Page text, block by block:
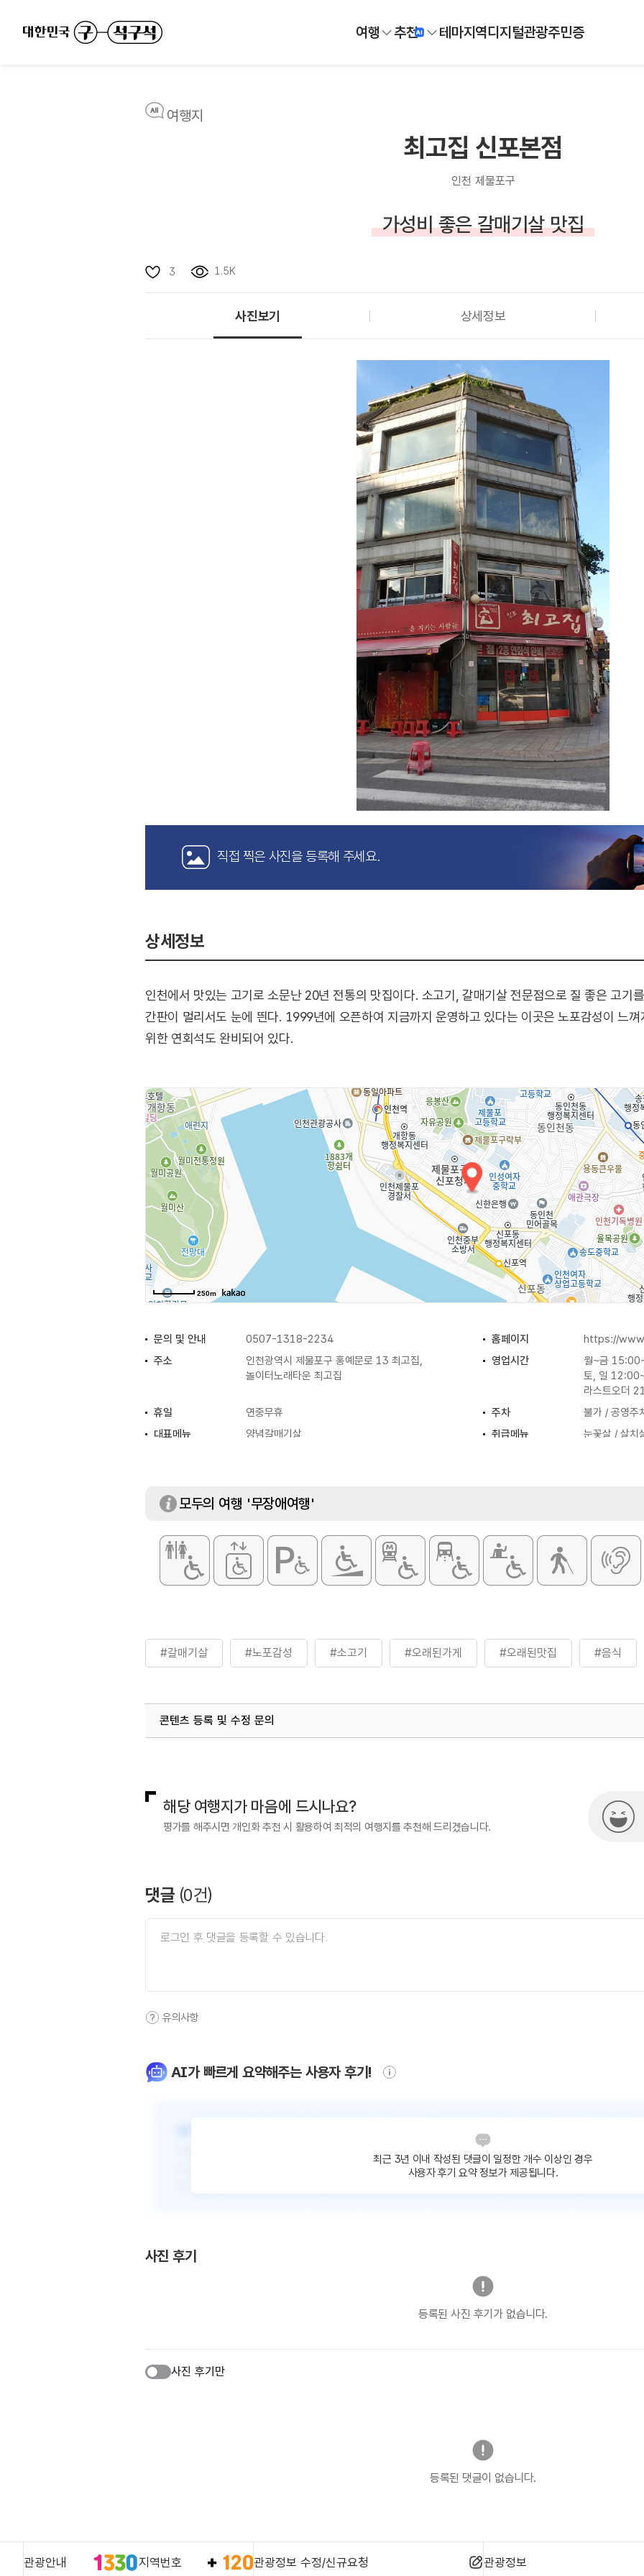
여행 추천 테마지역디지털관광주민증
여행지
최고집 신포본점
인천 제물포구
가성비 좋은 갈매기살 맛집
3 1.5K
사진보기 상세정보
직접 찍은 사진을 등록해 주세요.
상세정보
인천에서 맛있는 고기로 소문난 20년 전통의 맛집이다. 소고기, 갈매기살 전문점으로 질 좋은 고기
간판이 멀리서도 눈에 띈다. 1999년에 오픈하여 지금까지 운영하고 있다는 이곳은 노포감성이 느
위한 연회석도 완비되어 있다.
250m
문의 및 안내 0507-1318-2234 홈페이지
https://
주소
인천광역시 제물포구 홍예문로 13 최고집,
놀이터노래타운 최고집
영업시간
월~금
토, 일
라스트오더
휴일
연중무휴 주차
불가 / 공영주
대표메뉴
양념갈매기살 취급메뉴
눈꽃살 / 살치
모두의 여행 '무장애여행'
#갈매기살 #노포감성 #소고기 #오래된가게 #오래된맛집 #음식
콘텐츠 등록 및 수정 문의
해당 여행지가 마음에 드시나요?
평가를 해주시면 개인화 추천 시 활용하여 최적의 여행지를 추천해 드리겠습니다.
댓글 (0건)
유의사항
AI가 빠르게 요약해주는 사용자 후기!
최근 3년 이내 작성된 댓글이 일정한 개수 이상인 경우
사용자 후기 요약 정보가 제공됩니다.
사진 후기
등록된 사진 후기가 없습니다.
사진 후기만
등록된 댓글이 없습니다.
관광안내 지역번호 관광정보 수정/신규요청 관광정보